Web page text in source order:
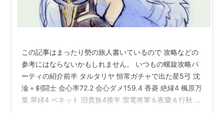
この記事はまったり勢の旅人書いているので 攻略などの
参考にはならないかもしれません。 いつもの螺旋攻略パ
ーティの紹介前半 タルタリヤ 恒常ガチャで出た星5弓 沈
淪＋剣闘士 会心率72.2 会心ダメ159.4 香菱 絶縁4 楓原万
葉 翠緑4 ベネット 旧貴族4後半 雷電将軍＆夜蘭＆行秋 絶